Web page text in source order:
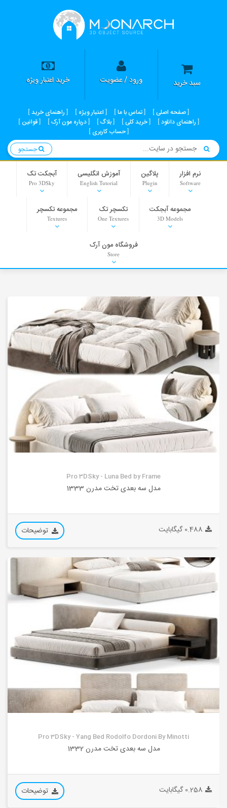
سبد خرید ورود / عضویت خرید اعتبار ویژه
صفحه اصلی تماس با ما اعتبار ویژه
راهنمای خرید
راهنمای دانلود
خرید کلی بلاگ درباره مون آرک
قوانین
حساب کاربری
نرم افزار
Software
پلاگین
Plugin
آموزش انگلیسی
English Tutorial
آبجکت تک
Pro 3DSky
مجموعه آبجکت
3D Models
تکسچر تک
One Textures
مجموعه تکسچر
Textures
PNG-PSD
Background
Stock Images
فروشگاه مون آرک
Store
Pro 3DSky - Luna Bed by Frame
مدل سه بعدی تخت مدرن 1333
0.488 گیگابایت توضیحات
Pro 3DSky - Yang Bed Rodolfo Dordoni By Minotti
مدل سه بعدی تخت مدرن 1332
0.258 گیگابایت توضیحات